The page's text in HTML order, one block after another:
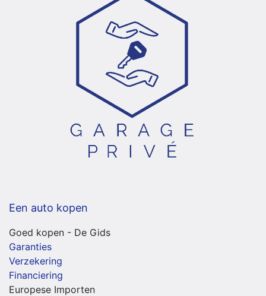
Een auto kopen
Goed kopen - De Gids
Garanties
Verzekering
Financiering
Europese Importen